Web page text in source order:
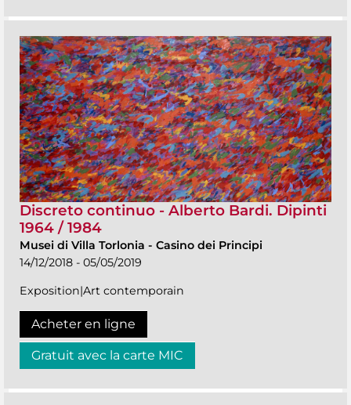
Discreto continuo - Alberto Bardi. Dipinti
1964 / 1984
Musei di Villa Torlonia - Casino dei Principi
14/12/2018 - 05/05/2019
Exposition|Art contemporain
Acheter en ligne
Gratuit avec la carte MIC